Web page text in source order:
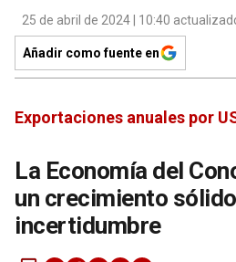
25 de abril de 2024 | 10:40
Añadir como fuente en
Exportaciones anuales por
La Economía del
un crecimiento
incertidumbre